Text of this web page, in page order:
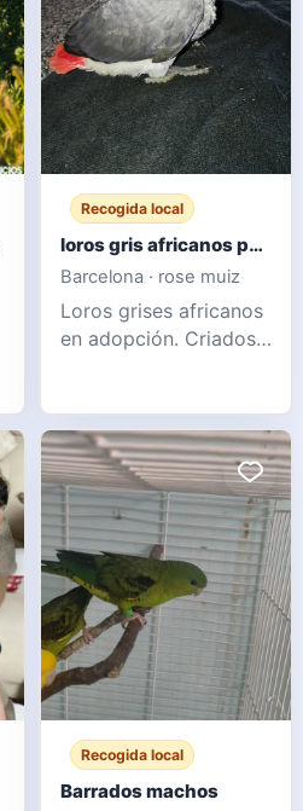
Recogida local
loros gris africanos para adopcion
Barcelona · rose muiz
Loros grises africanos
en adopción. Criados
vacunados y en
cuarentena. Tienen 6
meses y un excelente
vínculo con sus
dueños. Por motivos
familiares, queremos
darlos en adopción a
familias interesadas. Si
le interes
Recogida local
Barrados machos